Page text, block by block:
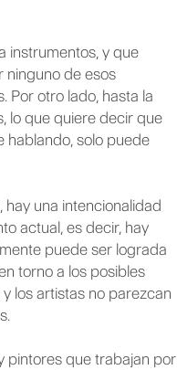
instrumentos, y que
ninguno de esos
Por otro lado, hasta la
lo que quiere decir que
hablando, solo puede
una intencionalidad
actual, es decir, hay
puede ser lograda
torno a los posibles
los artistas no parezcan
pintores que trabajan por